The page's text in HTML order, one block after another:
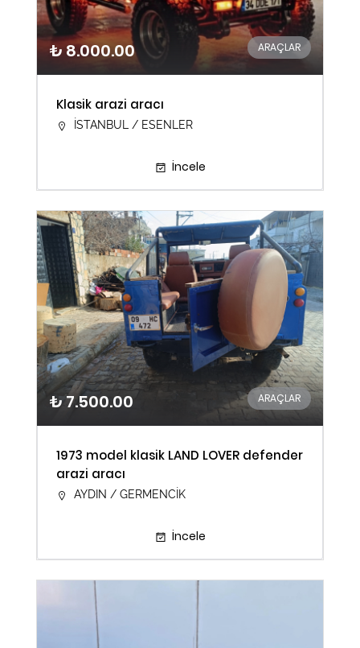
₺ 8.000.00 ARAÇLAR
Klasik arazi aracı
İSTANBUL / ESENLER
İncele
₺ 7.500.00 ARAÇLAR
1973 model klasik LAND LOVER defender
arazi aracı
AYDIN / GERMENCİK
İncele